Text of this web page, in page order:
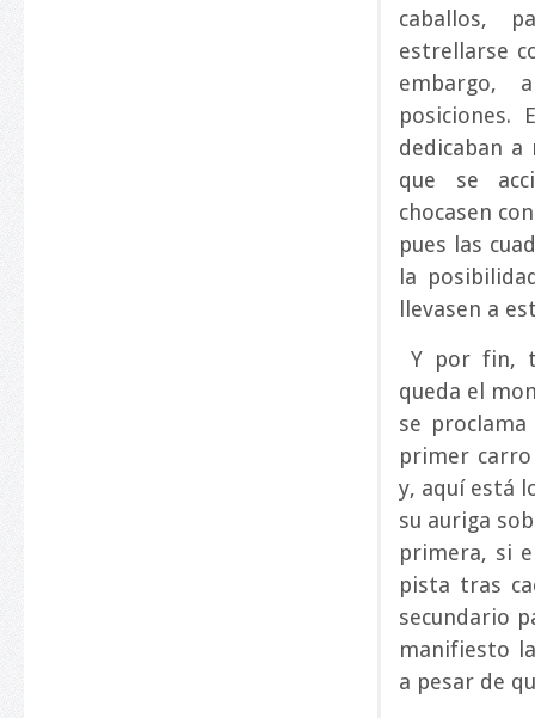
caballos,
estrellarse
embargo,
posiciones.
dedicaban
que se
chocasen
pues las
la
llevasen a
Y por fin,
queda el
se
primer
y, aquí está
su auriga
primera, si
pista tras
secundario
manifiesto
a pesar de